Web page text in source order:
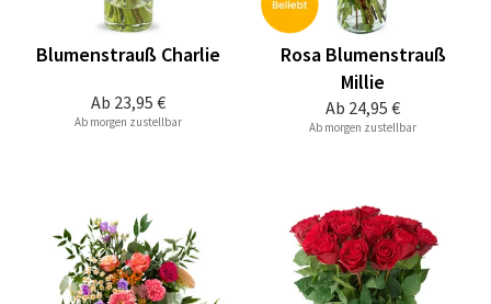
Ab 23,95 €
Blumenstrauß Charlie
Ab morgen zustellbar
Ab 24,95 €
Rosa Blumenstrauß
Millie
Ab morgen zustellbar